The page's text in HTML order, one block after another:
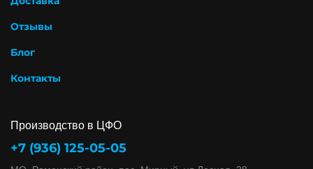
Отзывы
Блог
Контакты
Производство в ЦФО
+7 (936) 125-05-05